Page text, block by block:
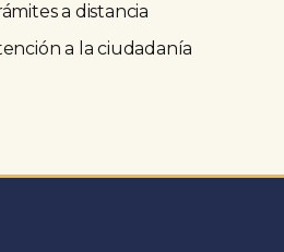
a distancia
a la ciudadanía